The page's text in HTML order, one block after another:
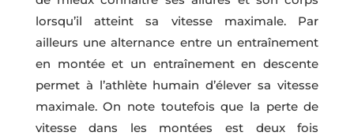
lorsqu’il atteint sa vitesse maximale. Par
ailleurs une alternance entre un entraînement
en montée et un entraînement en descente
permet à l’athlète humain d’élever sa vitesse
maximale. On note toutefois que la perte de
vitesse dans les montées est deux fois